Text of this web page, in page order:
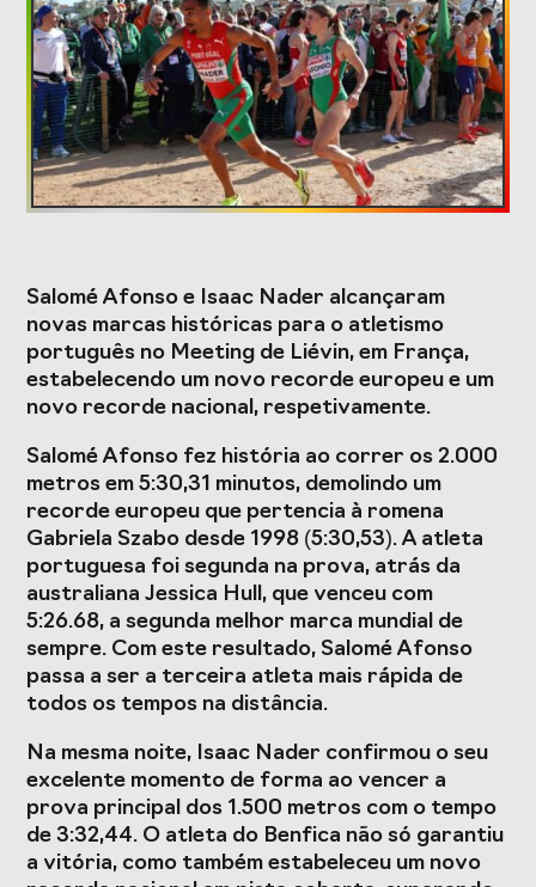
Serviços
Balcão das
Federações
Seguros
Desportivos
Formação
O Valor do
Desporto
Português, o seu
financiamento
(1996-2024) e o seu
Estudo
caracterizador do
setor do Desporto
em Portugal e
impacto da
Projetos Europeus
Eventos
Cimeira de
Presidentes de
Federações
Desportivas
Gala do Desporto
de Portugal
Prémios Voz do
Desporto
Jogos CPLP
Congresso
Nacional do
Desporto
Salomé Afonso e Isaac Nader alcançaram
novas marcas históricas para o atletismo
português no Meeting de Liévin, em França,
estabelecendo um novo recorde europeu e um
novo recorde nacional, respetivamente.
Salomé Afonso fez história ao correr os 2.000
metros em 5:30,31 minutos, demolindo um
recorde europeu que pertencia à romena
Gabriela Szabo desde 1998 (5:30,53). A atleta
portuguesa foi segunda na prova, atrás da
australiana Jessica Hull, que venceu com
5:26.68, a segunda melhor marca mundial de
sempre. Com este resultado, Salomé Afonso
passa a ser a terceira atleta mais rápida de
todos os tempos na distância.
Na mesma noite, Isaac Nader confirmou o seu
excelente momento de forma ao vencer a
prova principal dos 1.500 metros com o tempo
de 3:32,44. O atleta do Benfica não só garantiu
a vitória, como também estabeleceu um novo